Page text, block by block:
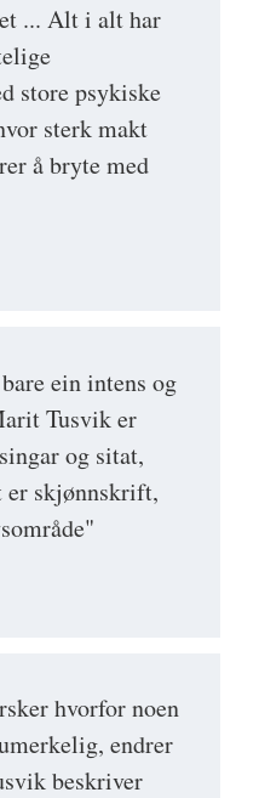
... Alt i alt har
store psykiske
sterk makt
å bryte med
ein intens og
Tusvik er
og sitat,
er skjønnskrift,
hvorfor noen
endrer
beskriver